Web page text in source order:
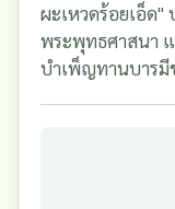
ผะเหวดร้อยเอ็ด"
พระพุทธศาสนา
บำเพ็ญทานบารมี